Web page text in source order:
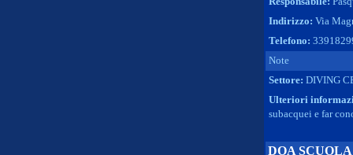
Indirizzo: Via
Telefono:
Note
Settore: DIVING
Ulteriori
subacquei e far
DOA